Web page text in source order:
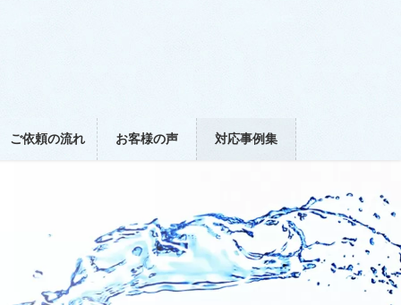
ご依頼の流れ お客様の声 対応事例集